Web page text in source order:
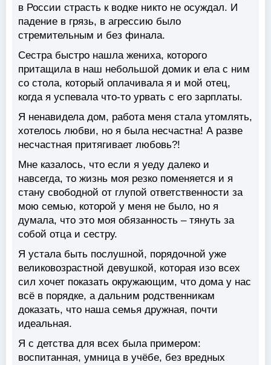
в России страсть к водке никто не осуждал. И
падение в грязь, в агрессию было
стремительным и без финала.
Сестра быстро нашла жениха, которого
притащила в наш небольшой домик и ела с ним
со стола, который оплачивала я и мой отец,
когда я успевала что-то урвать с его зарплаты.
Я ненавидела дом, работа меня стала утомлять,
хотелось любви, но я была несчастна! А разве
несчастная притягивает любовь?!
Мне казалось, что если я уеду далеко и
навсегда, то жизнь моя резко поменяется и я
стану свободной от глупой ответственности за
мою семью, которой у меня не было, но я
думала, что это моя обязанность – тянуть за
собой отца и сестру.
Я устала быть послушной, порядочной уже
великовозрастной девушкой, которая изо всех
сил хочет показать окружающим, что дома у нас
всё в порядке, а дальним родственникам
доказать, что наша семья дружная, почти
идеальная.
Я с детства для всех была примером:
воспитанная, умница в учёбе, без вредных